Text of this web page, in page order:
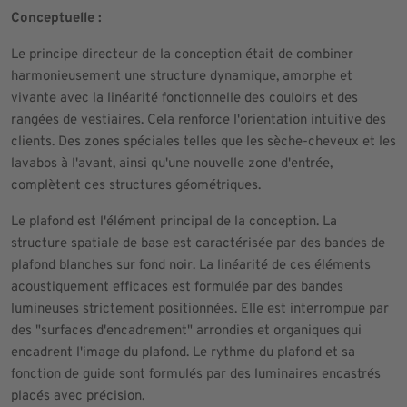
Conceptuelle :
Le principe directeur de la conception était de combiner
harmonieusement une structure dynamique, amorphe et
vivante avec la linéarité fonctionnelle des couloirs et des
rangées de vestiaires. Cela renforce l'orientation intuitive des
clients. Des zones spéciales telles que les sèche-cheveux et les
lavabos à l'avant, ainsi qu'une nouvelle zone d'entrée,
complètent ces structures géométriques.
Le plafond est l'élément principal de la conception. La
structure spatiale de base est caractérisée par des bandes de
plafond blanches sur fond noir. La linéarité de ces éléments
acoustiquement efficaces est formulée par des bandes
lumineuses strictement positionnées. Elle est interrompue par
des "surfaces d'encadrement" arrondies et organiques qui
encadrent l'image du plafond. Le rythme du plafond et sa
fonction de guide sont formulés par des luminaires encastrés
placés avec précision.